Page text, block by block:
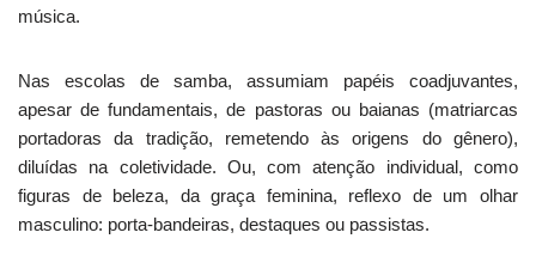
música.
Nas escolas de samba, assumiam papéis coadjuvantes,
apesar de fundamentais, de pastoras ou baianas (matriarcas
portadoras da tradição, remetendo às origens do gênero),
diluídas na coletividade. Ou, com atenção individual, como
figuras de beleza, da graça feminina, reflexo de um olhar
masculino: porta-bandeiras, destaques ou passistas.